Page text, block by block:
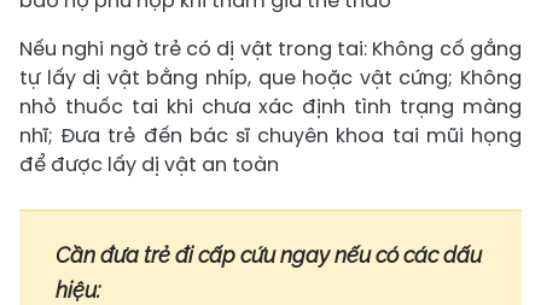
Nếu nghi ngờ trẻ có dị vật trong tai: Không cố gắng
tự lấy dị vật bằng nhíp, que hoặc vật cứng; Không
nhỏ thuốc tai khi chưa xác định tình trạng màng
nhĩ; Đưa trẻ đến bác sĩ chuyên khoa tai mũi họng
để được lấy dị vật an toàn
Cần đưa trẻ đi cấp cứu ngay nếu có các dấu
hiệu: